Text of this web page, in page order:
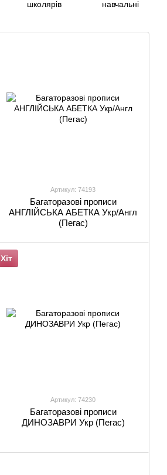
школярів
навчальні
Артикул: 74193
Багаторазові прописи
АНГЛІЙСЬКА АБЕТКА Укр/Англ
(Пегас)
Хіт
Артикул: 74230
Багаторазові прописи
ДИНОЗАВРИ Укр (Пегас)